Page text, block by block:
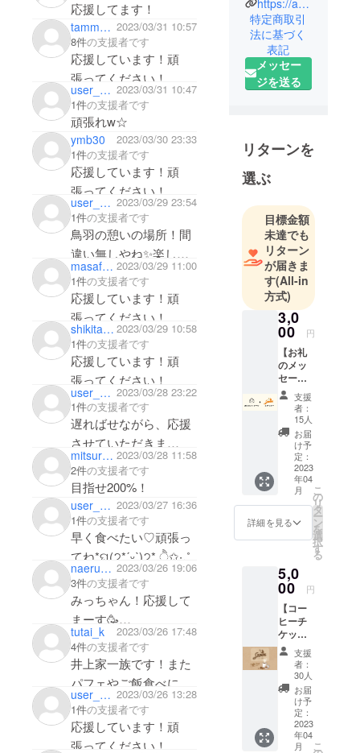
応援してます！
tammahalo 2023/03/31 10:57
8件の支援者です
応援しています！頑
張ってください！
user_b55d57d44304 2023/03/31 10:47
1件の支援者です
頑張れw☆
ymb30
2023/03/30 23:33
1件の支援者です
応援しています！頑
張ってください！
美味しいコーヒー楽し
みに待ってます！
user_6c0e6bf8e954 2023/03/29 23:54
1件の支援者です
鳥羽の憩いの場所！間
違い無しやね✨楽しみ
にしています🎶
masafuku926 2023/03/29 11:00
1件の支援者です
応援しています！頑
張ってください！
shikitakafumi 2023/03/29 10:58
1件の支援者です
応援しています！頑
張ってください！
user_c5603f226ca4 2023/03/28 23:22
1件の支援者です
遅ればせながら、応援
させていただきま
す！！泊さんの美味し
いご飯を楽しみにして
います！！
mitsuruun 2023/03/28 11:58
2件の支援者です
目指せ200%！
user_2deaa42fea34 2023/03/27 16:36
1件の支援者です
早く食べたい♡頑張っ
てね*ଘ(੭*ˊᵕˋ)੭* ੈ✩‧₊˚
naeruko1215 2023/03/26 19:06
3件の支援者です
みっちゃん！応援して
まーす🥳
SEDUMでピカピカ笑
顔のみっちゃんに会え
るの
楽しみにしとるねー✨
tutai_k
2023/03/26 17:48
4件の支援者です
井上家一族です！また
パフェやご飯食べに行
きます。頑張って！
user_7ae448b2be14 2023/03/26 13:28
1件の支援者です
応援しています！頑
張ってください！
ファンディ
ングサイト
担当。
カフェ×NFT
にもチャレ
特定商取引
法に基づく
表記
メッセー
ジを送る
リターンを
選ぶ
目標金額
未達でも
リターン
が届きま
す(All-in
方式)
3,0
00 円
【お礼
のメッ
セージ
+ステッ
カー】
SEDUM
店主よ
り「ご
支援の
お礼
メッ
セージ
とス
テッ
カー」
をお送
ていた
だきま
す。 ✓
何口で
も購入
可能。
✓ス
テッ
カー[サ
イズ：
6cm×4
cm(予
定)、素
材：光
支援
者：
15人
お届
け予
定：
2023
年04
月
詳細を見る
こ
の
リ
タ
ー
ン
を
選
択
す
る
5,0
00 円
【コー
ヒーチ
ケット
11枚】
コー
ヒー1杯
と引き
換えら
れるチ
ケット
11枚。
自分で
支援
者：
30人
お届
け予
定：
2023
年04
月
こ